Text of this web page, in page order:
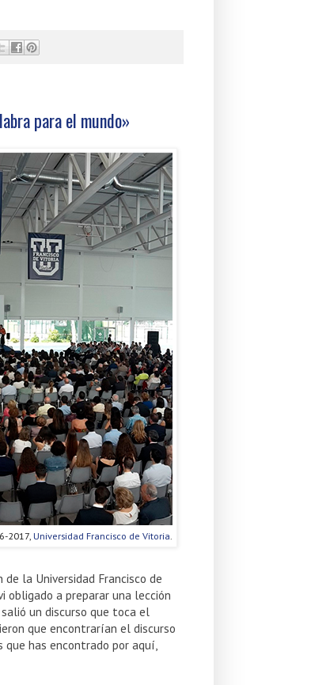
para el mundo»
2017, Universidad Francisco de Vitoria
la Universidad Francisco de
obligado a preparar una lección
un discurso que toca el
que encontrarían el discurso
has encontrado por aquí,